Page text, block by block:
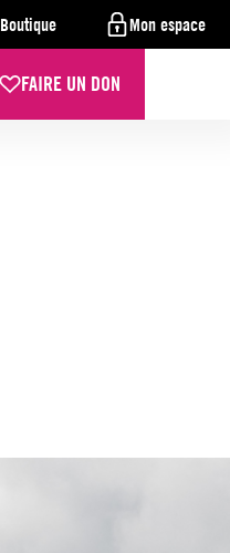
Boutique Mon espace
FAIRE UN DON